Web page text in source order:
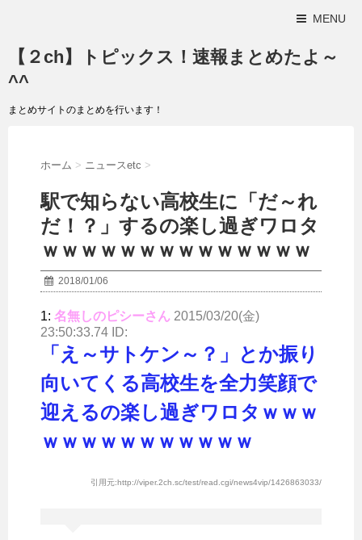
MENU
【２ch】トピックス！速報まとめたよ～
^^
まとめサイトのまとめを行います！
ホーム > ニュースetc >
駅で知らない高校生に「だ～れ
だ！？」するの楽し過ぎワロタ
ｗｗｗｗｗｗｗｗｗｗｗｗｗｗ
2018/01/06
1: 名無しのピシーさん 2015/03/20(金)
23:50:33.74 ID:
「え～サトケン～？」とか振り
向いてくる高校生を全力笑顔で
迎えるの楽し過ぎワロタｗｗｗ
ｗｗｗｗｗｗｗｗｗｗｗ
引用元:http://viper.2ch.sc/test/read.cgi/news4vip/1426863033/